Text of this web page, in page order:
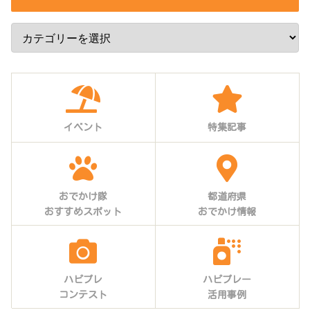
イベント 特集記事
おでかけ隊
おすすめスポット
都道府県
おでかけ情報
ハピプレ
コンテスト
ハピプレー
活用事例